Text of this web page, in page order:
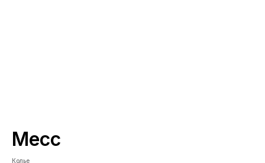
Месс
Колье